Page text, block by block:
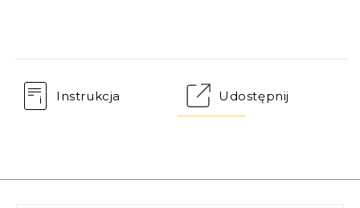
Instrukcja Udostępnij